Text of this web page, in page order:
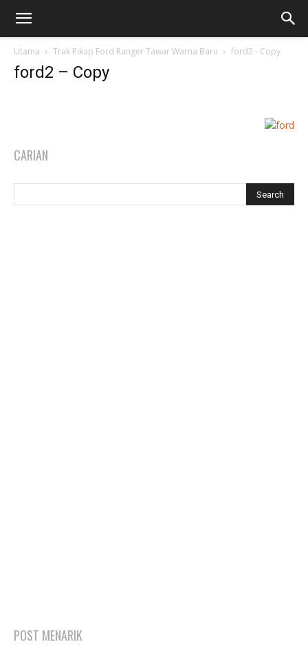
Utama Trak Pikap Ford Ranger Tawar Warna Baru ford2 - Copy
ford2 – Copy
CARIAN
POST MENARIK